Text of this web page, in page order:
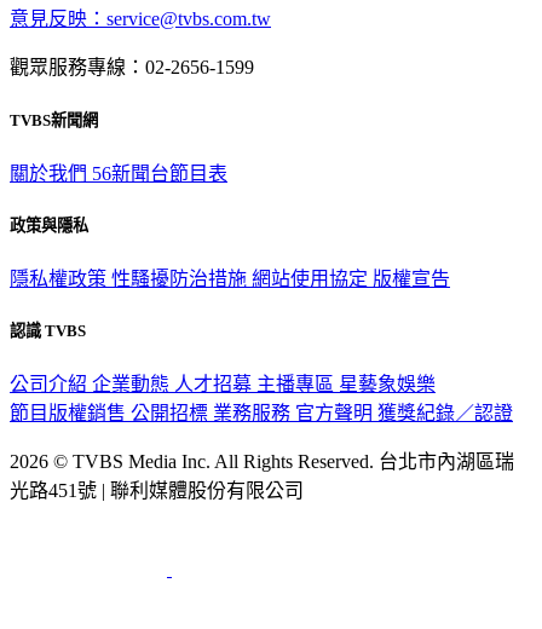
意見反映：service@tvbs.com.tw
觀眾服務專線：02-2656-1599
TVBS新聞網
關於我們 56新聞台節目表
政策與隱私
隱私權政策 性騷擾防治措施 網站使用協定 版權宣告
認識 TVBS
公司介紹 企業動態 人才招募 主播專區 星藝象娛樂
節目版權銷售 公開招標 業務服務 官方聲明 獲獎紀錄／認證
2026 © TVBS Media Inc. All Rights Reserved. 台北市內湖區瑞
光路451號 | 聯利媒體股份有限公司